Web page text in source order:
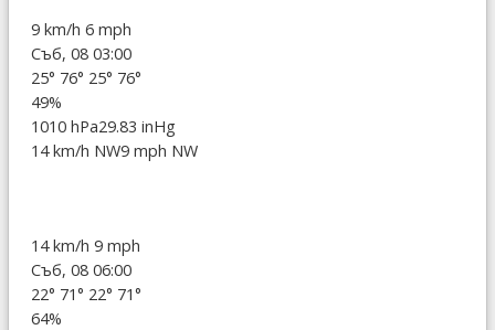
9 km/h 6 mph
Съб, 08 03:00
25° 76° 25° 76°
49%
1010 hPa29.83 inHg
14 km/h NW9 mph NW
14 km/h 9 mph
Съб, 08 06:00
22° 71° 22° 71°
64%